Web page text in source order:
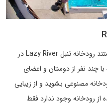
برای افرادی که دنبال یک سواری آرام هستند رودخانه تنبل Lazy River در
با چند نفر از دوستان و اعضای
مصنوعی بشوید و از زیبایی
رودخانه وجود ندارد فقط